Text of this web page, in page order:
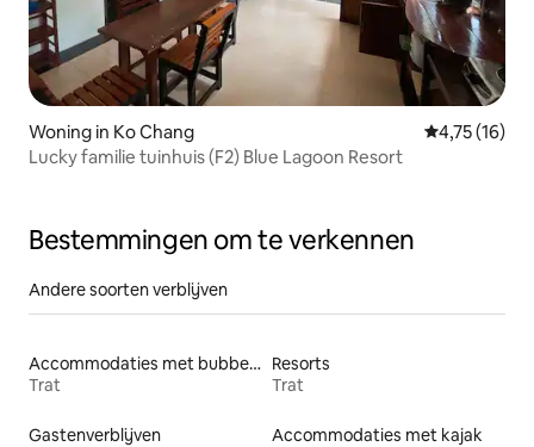
Woning in Ko Chang Gemiddelde
4,75 (16)
Lucky familie tuinhuis (F2) Blue Lagoon Resort
Bestemmingen om te verkennen
Andere soorten verblijven
Accommodaties met bubbelbad
Trat
Resorts
Trat
Gastenverblijven
Accommodaties met kajak